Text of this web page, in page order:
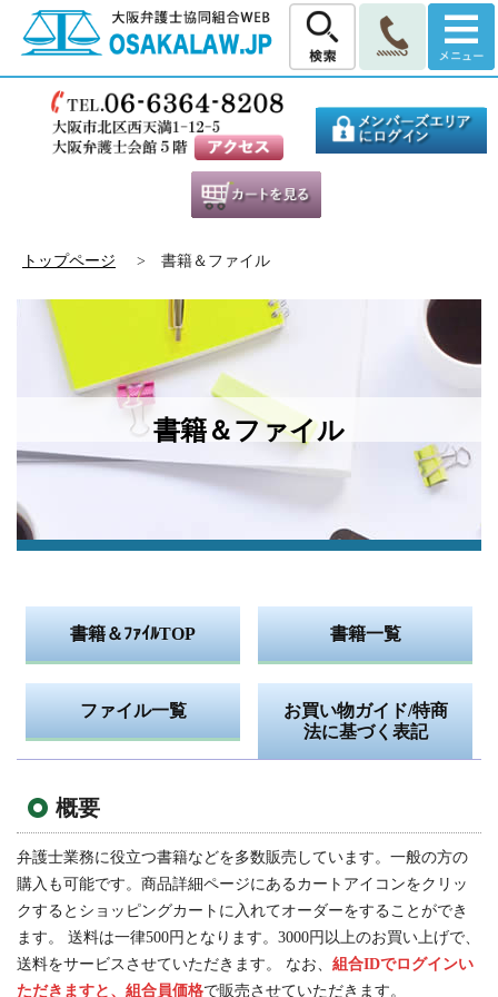
トップページ > 書籍＆ファイル
書籍＆ファイル
書籍＆ﾌｧｲﾙTOP 書籍一覧
ファイル一覧
お買い物ガイド/特商
法に基づく表記
概要
弁護士業務に役立つ書籍などを多数販売しています。一般の方の
購入も可能です。商品詳細ページにあるカートアイコンをクリッ
クするとショッピングカートに入れてオーダーをすることができ
ます。 送料は一律500円となります。3000円以上のお買い上げで、
送料をサービスさせていただきます。 なお、 組合IDでログインい
ただきますと、組合員価格で販売させていただきます。